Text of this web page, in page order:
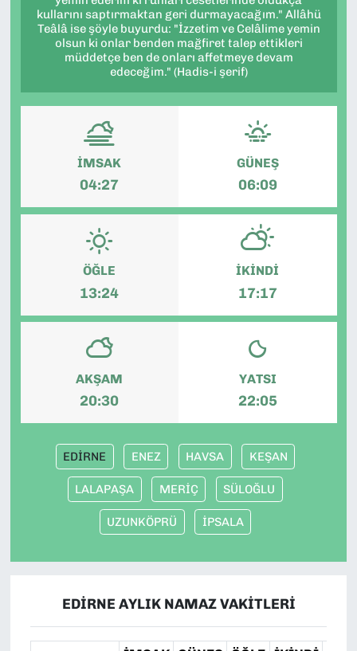
kullarını saptırmaktan geri durmayacağım." Allâhü
Teâlâ ise şöyle buyurdu: "İzzetim ve Celâlime yemin
olsun ki onlar benden mağfiret talep ettikleri
müddetçe ben de onları affetmeye devam
edeceğim." (Hadis-i şerif)
İMSAK
04:27
GÜNEŞ
06:09
ÖĞLE
13:24
İKINDI
17:17
AKŞAM
20:30
YATSI
22:05
EDİRNE ENEZ HAVSA KEŞAN
LALAPAŞA MERİÇ SÜLOĞLU
UZUNKÖPRÜ İPSALA
EDİRNE AYLIK NAMAZ VAKITLERI
SAĞLIK
TEKNOLOJİ
YAŞAM
YEREL YÖNETİMLER